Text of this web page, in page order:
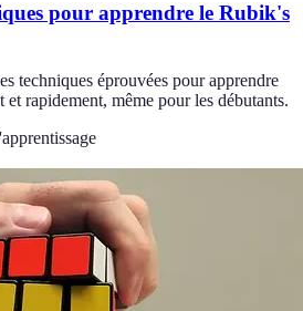
pour apprendre le Rubik's
techniques éprouvées pour apprendre
rapidement, même pour les débutants.